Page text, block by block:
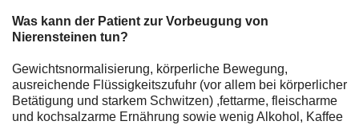
Was kann der Patient zur Vorbeugung von
Nierensteinen tun?
Gewichtsnormalisierung, körperliche Bewegung,
ausreichende Flüssigkeitszufuhr (vor allem bei körperlicher
Betätigung und starkem Schwitzen) ,fettarme, fleischarme
und kochsalzarme Ernährung sowie wenig Alkohol, Kaffee